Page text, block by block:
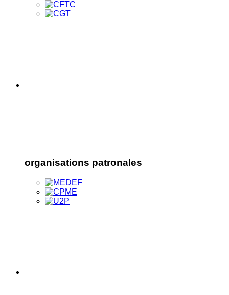
organisations patronales